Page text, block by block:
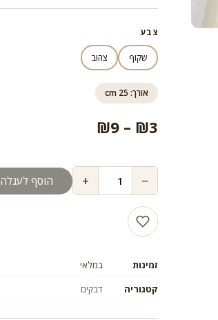
צבע
שקוף צהוב
אורך: 25 cm
₪3
–
₪9
−
+ הוסף לעגלה
זמינות
במלאי
קטגוריה
דבקים